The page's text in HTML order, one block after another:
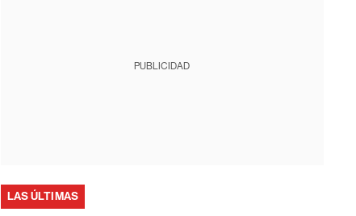
PUBLICIDAD
LAS ÚLTIMAS